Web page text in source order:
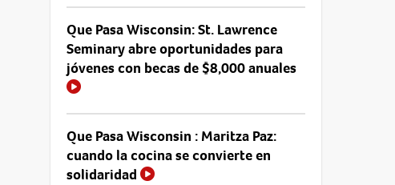
Que Pasa Wisconsin: St. Lawrence
Seminary abre oportunidades para
jóvenes con becas de $8,000 anuales
Que Pasa Wisconsin : Maritza Paz:
cuando la cocina se convierte en
solidaridad